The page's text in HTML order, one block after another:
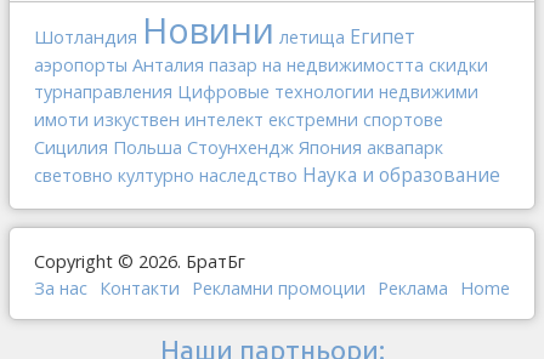
Шотландия Новини летища Египет
аэропорты Анталия пазар на недвижимостта скидки
турнаправления Цифровые технологии недвижими
имоти изкуствен интелект екстремни спортове
Сицилия Польша Стоунхендж Япония аквапарк
световно културно наследство Наука и образование
Copyright © 2026. БратБг
За нас Контакти Рекламни промоции Реклама Home
Наши партньори: